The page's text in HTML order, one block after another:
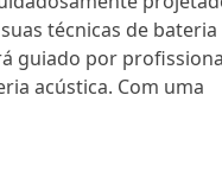
técnicas de bateria
guiado por
acústica. Com uma